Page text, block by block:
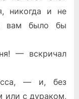
никогда и не
вам было бы
— вскричал
— и, без
или с дураком,